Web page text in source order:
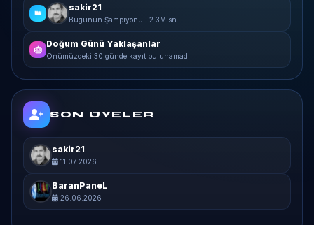
👑
sakir21
Bugünün Şampiyonu · 2.3M sn
🎂
Doğum Günü Yaklaşanlar
Önümüzdeki 30 günde kayıt bulunamadı.
SON ÜYELER
sakir21
11.07.2026
BaranPaneL
26.06.2026